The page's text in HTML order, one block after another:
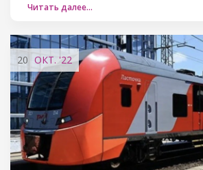
Читать далее…
20 ОКТ. '22